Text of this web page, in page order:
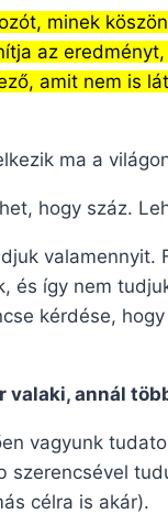
minek
az
amit nem is
ma a
hogy száz.
valamennyit.
és így nem
kérdése,
annál
vagyunk
szerencsével
célra is akár).